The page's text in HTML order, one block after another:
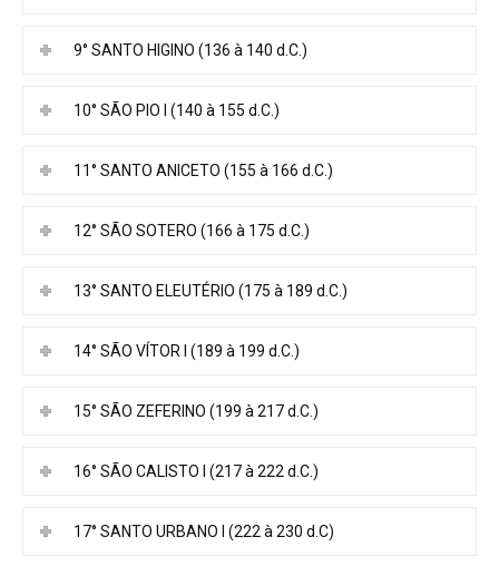
9° SANTO HIGINO (136 à 140 d.C.)
10° SÃO PIO I (140 à 155 d.C.)
11° SANTO ANICETO (155 à 166 d.C.)
12° SÃO SOTERO (166 à 175 d.C.)
13° SANTO ELEUTÉRIO (175 à 189 d.C.)
14° SÃO VÍTOR I (189 à 199 d.C.)
15° SÃO ZEFERINO (199 à 217 d.C.)
16° SÃO CALISTO I (217 à 222 d.C.)
17° SANTO URBANO I (222 à 230 d.C)